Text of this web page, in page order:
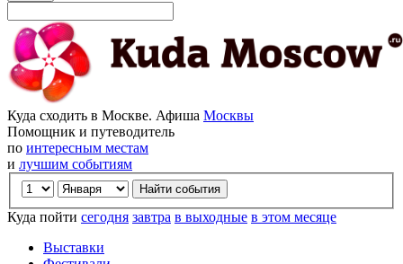
Куда сходить в Москве. Афиша Москвы
Помощник и путеводитель
по интересным местам
и лучшим событиям
Куда пойти сегодня завтра в выходные в этом месяце
Выставки